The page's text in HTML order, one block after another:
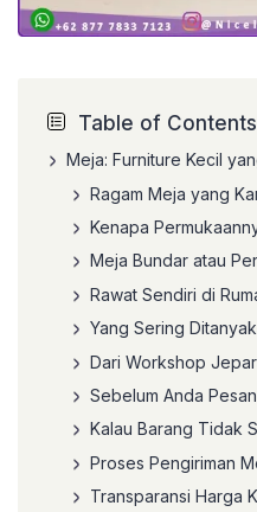
Table of Contents
Meja: Furniture Kecil
Ragam Meja yang
Kenapa
Meja Bundar atau
Rawat Sendiri di
Yang Sering
Dari Workshop
Sebelum Anda Pesan
Kalau Barang Tidak
Proses Pengiriman
Transparansi Harga